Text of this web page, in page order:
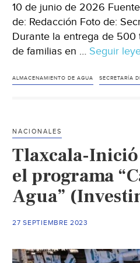
10 de junio de 2026
de: Redacción Foto de:
Durante la entrega de 500
de familias en … Seguir
ALMACENAMIENTO DE AGUA SECRETARÍA
NACIONALES
Tlaxcala-
el programa
Agua”
27 SEPTIEMBRE 2023